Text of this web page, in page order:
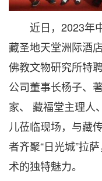
近日，2023年中
藏圣地天堂洲际酒
佛教文物研究所特
公司董事长杨子、
家、 藏福堂主理人
儿莅临现场，与藏
者齐聚“日光城”拉
术的独特魅力。